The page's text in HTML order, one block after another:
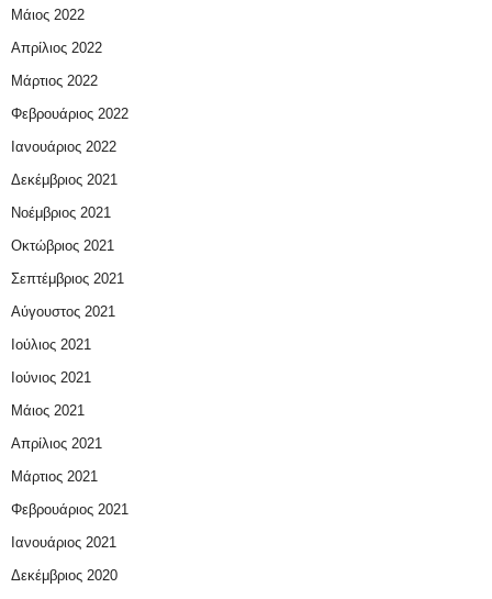
Μάιος 2022
Απρίλιος 2022
Μάρτιος 2022
Φεβρουάριος 2022
Ιανουάριος 2022
Δεκέμβριος 2021
Νοέμβριος 2021
Οκτώβριος 2021
Σεπτέμβριος 2021
Αύγουστος 2021
Ιούλιος 2021
Ιούνιος 2021
Μάιος 2021
Απρίλιος 2021
Μάρτιος 2021
Φεβρουάριος 2021
Ιανουάριος 2021
Δεκέμβριος 2020